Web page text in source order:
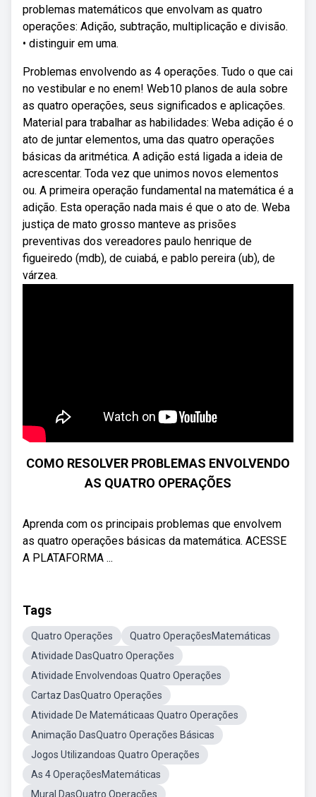
problemas matemáticos que envolvam as quatro
operações: Adição, subtração, multiplicação e divisão.
• distinguir em uma.
Problemas envolvendo as 4 operações. Tudo o que cai
no vestibular e no enem! Web10 planos de aula sobre
as quatro operações, seus significados e aplicações.
Material para trabalhar as habilidades: Weba adição é o
ato de juntar elementos, uma das quatro operações
básicas da aritmética. A adição está ligada a ideia de
acrescentar. Toda vez que unimos novos elementos
ou. A primeira operação fundamental na matemática é a
adição. Esta operação nada mais é que o ato de. Weba
justiça de mato grosso manteve as prisões
preventivas dos vereadores paulo henrique de
figueiredo (mdb), de cuiabá, e pablo pereira (ub), de
várzea.
COMO RESOLVER PROBLEMAS ENVOLVENDO
AS QUATRO OPERAÇÕES
Aprenda com os principais problemas que envolvem
as quatro operações básicas da matemática. ACESSE
A PLATAFORMA ...
Tags
Quatro Operações
Quatro OperaçõesMatemáticas
Atividade DasQuatro Operações
Atividade Envolvendoas Quatro Operações
Cartaz DasQuatro Operações
Atividade De Matemáticaas Quatro Operações
Animação DasQuatro Operações Básicas
Jogos Utilizandoas Quatro Operações
As 4 OperaçõesMatemáticas
Mural DasQuatro Operações